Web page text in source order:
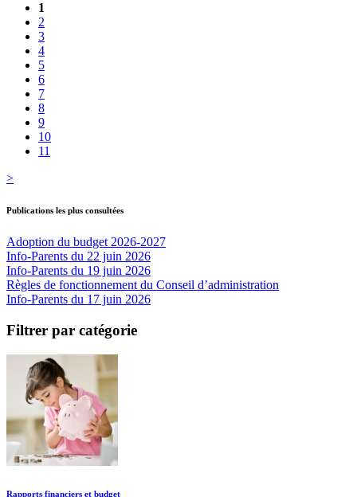
1
2
3
4
5
6
7
8
9
10
11
>
Publications les plus consultées
Adoption du budget 2026-2027
Info-Parents du 22 juin 2026
Info-Parents du 19 juin 2026
Règles de fonctionnement du Conseil d’administration
Info-Parents du 17 juin 2026
Filtrer par catégorie
Rapports financiers et budget